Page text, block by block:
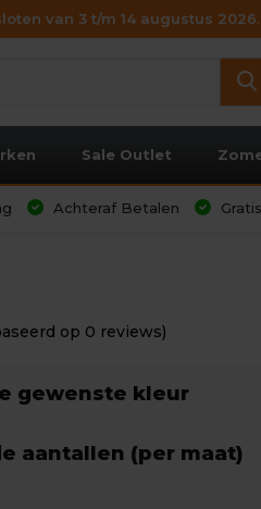
van 3 t/m 14 augustus 2026
Sale Outlet
Achteraf Betalen
op 0 reviews)
gewenste kleur
aantallen (per maat)